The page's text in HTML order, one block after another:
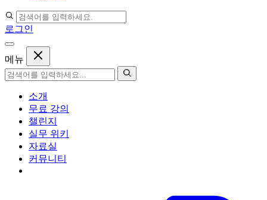
로그인
메뉴
소개
무료 강의
챌린지
실무 위키
자료실
커뮤니티